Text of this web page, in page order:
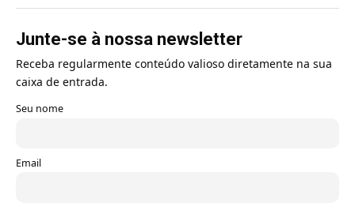
Junte-se à nossa newsletter
Receba regularmente conteúdo valioso diretamente na sua
caixa de entrada.
Seu nome
Email